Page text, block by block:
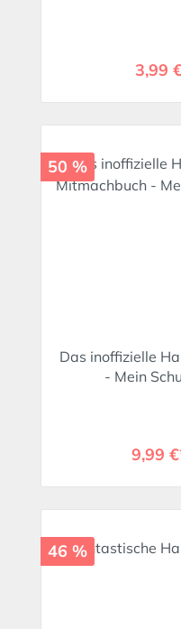
3,99
50 %
Das inoffizielle
- Mein
9,99
46 %